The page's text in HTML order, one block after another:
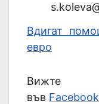
Вдигат
евро
Вижте
във Facebook